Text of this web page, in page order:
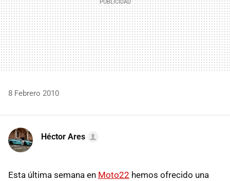
8 Febrero 2010
Héctor Ares
Esta última semana en Moto22 hemos ofrecido una